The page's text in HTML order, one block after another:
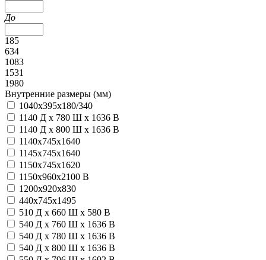
До
185
634
1083
1531
1980
Внутренние размеры (мм)
1040x395x180/340
1140 Д x 780 Ш x 1636 В
1140 Д x 800 Ш x 1636 В
1140x745x1640
1145x745x1640
1150x745x1620
1150х960х2100 В
1200x920x830
440х745х1495
510 Д x 660 Ш x 580 В
540 Д x 760 Ш x 1636 В
540 Д x 780 Ш x 1636 В
540 Д x 800 Ш x 1636 В